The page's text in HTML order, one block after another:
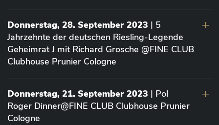
Donnerstag, 28. September 2023 | 5
Jahrzehnte der deutschen Riesling-Legende
Geheimrat J mit Richard Grosche @FINE CLUB
Clubhouse Prunier Cologne
Donnerstag, 21. September 2023 | Pol
Roger Dinner@FINE CLUB Clubhouse Prunier
Cologne